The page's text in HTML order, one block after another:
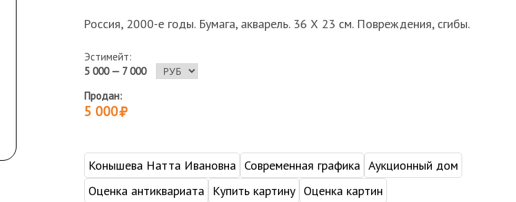
Россия, 2000-е годы. Бумага, акварель. 36 Х 23 см. Повреждения, сгибы.
Эстимейт:
5 000 — 7 000
Продан:
5 000
Конышева Натта Ивановна Современная графика Аукционный дом
Оценка антиквариата
Купить картину Оценка картин